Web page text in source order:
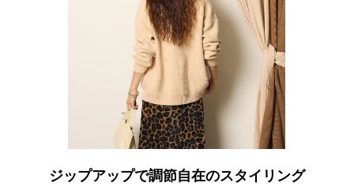
ジップアップで調節自在のスタイリング